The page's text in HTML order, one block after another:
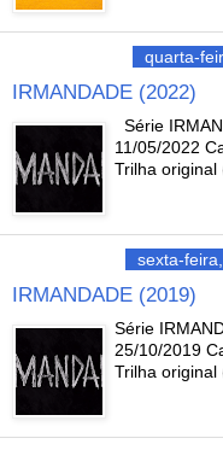
quarta-
IRMANDADE (2022)
Série
11/05/2022
Trilha original
sexta-
IRMANDADE (2019)
Série
25/10/2019
Trilha original